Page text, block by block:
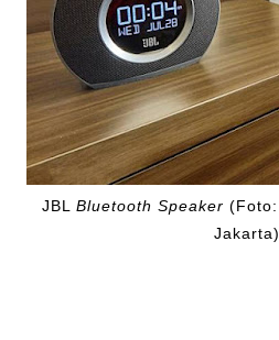
JBL Bluetooth Speaker (Foto:
Jakarta)